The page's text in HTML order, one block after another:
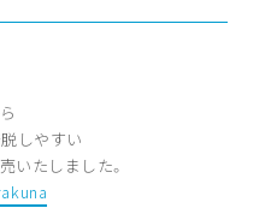
しやすい
いたしました。